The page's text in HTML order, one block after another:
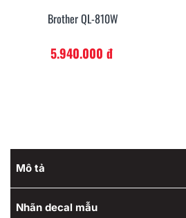
Brother QL-810W
5.940.000 đ
Mô tả
Nhãn decal mẫu